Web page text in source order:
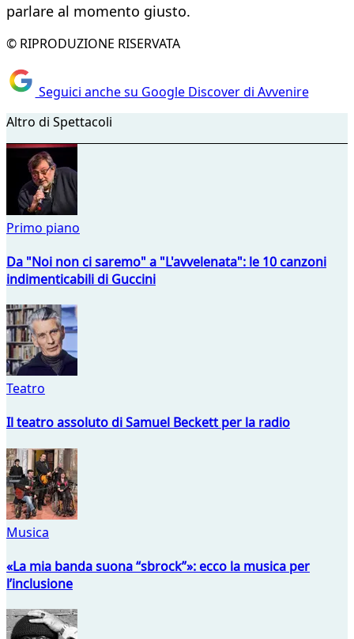
parlare al momento giusto.
© RIPRODUZIONE RISERVATA
Seguici anche su Google Discover di Avvenire
Altro di Spettacoli
Primo piano
Da "Noi non ci saremo" a "L'avvelenata": le 10 canzoni
indimenticabili di Guccini
Teatro
Il teatro assoluto di Samuel Beckett per la radio
Musica
«La mia banda suona “sbrock”»: ecco la musica per
l’inclusione